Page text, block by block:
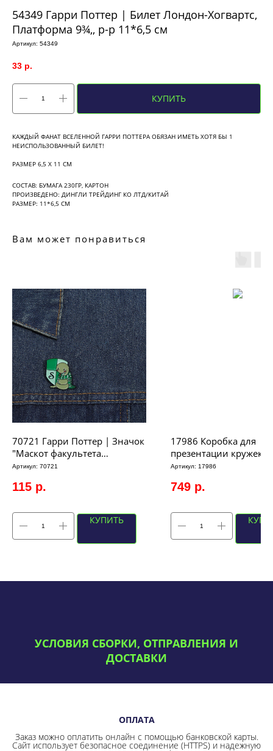
54349 Гарри Поттер | Билет Лондон-Хогвартс,
Платформа 9¾,, р-р 11*6,5 см
Артикул: 54349
33 р.
КУПИТЬ
КАЖДЫЙ ФАНАТ ВСЕЛЕННОЙ ГАРРИ ПОТТЕРА ОБЯЗАН ИМЕТЬ ХОТЯ БЫ 1
НЕИСПОЛЬЗОВАННЫЙ БИЛЕТ!
РАЗМЕР 6,5 Х 11 СМ
СОСТАВ: БУМАГА 230ГР, КАРТОН
ПРОИЗВЕДЕНО: ДИНГЛИ ТРЕЙДИНГ КО ЛТД/КИТАЙ
РАЗМЕР: 11*6,5 СМ
Вам может понравиться
70721 Гарри Поттер | Значок
"Маскот факультета
Слизерин", р-р 2,9х2,7см
Артикул: 70721
115 р.
КУПИТЬ
17986 Коробка для
презентации кружек,
11х11х11,6 (белый
Артикул: 17986
749 р.
УСЛОВИЯ СБОРКИ, ОТПРАВЛЕНИЯ И
ДОСТАВКИ
ОПЛАТА
Заказ можно оплатить онлайн с помощью банковской карты.
Сайт использует безопасное соединение (HTTPS) и надежную